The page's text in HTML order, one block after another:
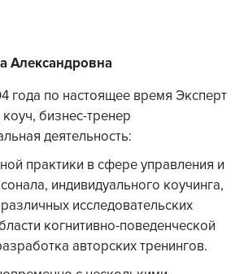
Александровна
года по настоящее время Эксперт
бизнес-тренер
деятельность:
практики в сфере управления и
индивидуального коучинга,
исследовательских
когнитивно-поведенческой
авторских тренингов.